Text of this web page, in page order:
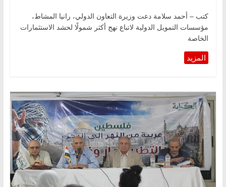
كتب – أحمد سلامة دعت وزيرة التعاون الدولي، رانيا المشاط،
مؤسسات التمويل الدولية لاتباع نهج أكثر شمولًا لحشد الاستثمارات
الخاصة